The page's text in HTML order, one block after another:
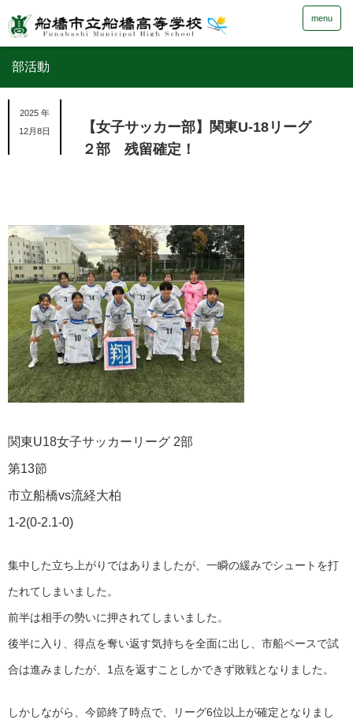
menu
部活動
2025 年
12月8日
【女子サッカー部】関東U-18リーグ
２部 残留確定！
関東U18女子サッカーリーグ 2部
第13節
市立船橋vs流経大柏
1-2(0-2.1-0)
集中した立ち上がりではありましたが、一瞬の緩みでシュートを打
たれてしまいました。
前半は相手の勢いに押されてしまいました。
後半に入り、得点を奪い返す気持ちを全面に出し、市船ペースで試
合は進みましたが、1点を返すことしかできず敗戦となりました。
しかしながら、今節終了時点で、リーグ6位以上が確定となりまし